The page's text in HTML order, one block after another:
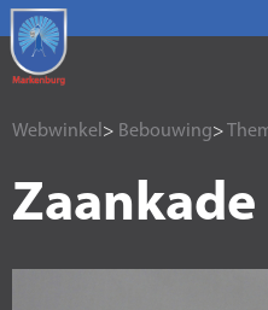
Webwinkel > Bebouwing>
Zaankade